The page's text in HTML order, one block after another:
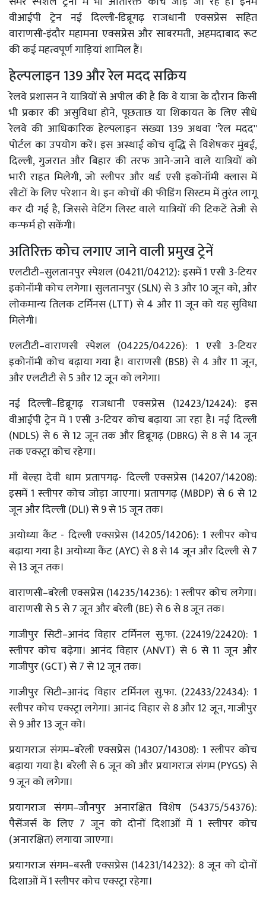
वीआईपी ट्रेन नई दिल्ली-डिब्रूगढ़ राजधानी एक्सप्रेस सहित
वाराणसी-इंदौर महामना एक्सप्रेस और साबरमती, अहमदाबाद रूट
की कई महत्वपूर्ण गाड़ियां शामिल हैं।
हेल्पलाइन 139 और रेल मदद सक्रिय
रेलवे प्रशासन ने यात्रियों से अपील की है कि वे यात्रा के दौरान किसी
भी प्रकार की असुविधा होने, पूछताछ या शिकायत के लिए सीधे
रेलवे की आधिकारिक हेल्पलाइन संख्या 139 अथवा ''रेल मदद''
पोर्टल का उपयोग करें। इस अस्थाई कोच वृद्धि से विशेषकर मुंबई,
दिल्ली, गुजरात और बिहार की तरफ आने-जाने वाले यात्रियों को
भारी राहत मिलेगी, जो स्लीपर और थर्ड एसी इकोनॉमी क्लास में
सीटों के लिए परेशान थे। इन कोचों की फीडिंग सिस्टम में तुरंत लागू
कर दी गई है, जिससे वेटिंग लिस्ट वाले यात्रियों की टिकटें तेजी से
कन्फर्म हो सकेंगी।
अतिरिक्त कोच लगाए जाने वाली प्रमुख ट्रेनें
एलटीटी–सुलतानपुर स्पेशल (04211/04212): इसमें 1 एसी 3-टियर
इकोनॉमी कोच लगेगा। सुलतानपुर (SLN) से 3 और 10 जून को, और
लोकमान्य तिलक टर्मिनस (LTT) से 4 और 11 जून को यह सुविधा
मिलेगी।
एलटीटी–वाराणसी स्पेशल (04225/04226): 1 एसी 3-टियर
इकोनॉमी कोच बढ़ाया गया है। वाराणसी (BSB) से 4 और 11 जून,
और एलटीटी से 5 और 12 जून को लगेगा।
नई दिल्ली–डिब्रूगढ़ राजधानी एक्सप्रेस (12423/12424): इस
वीआईपी ट्रेन में 1 एसी 3-टियर कोच बढ़ाया जा रहा है। नई दिल्ली
(NDLS) से 6 से 12 जून तक और डिब्रूगढ़ (DBRG) से 8 से 14 जून
तक एक्स्ट्रा कोच रहेगा।
माँ बेल्हा देवी धाम प्रतापगढ़- दिल्ली एक्सप्रेस (14207/14208):
इसमें 1 स्लीपर कोच जोड़ा जाएगा। प्रतापगढ़ (MBDP) से 6 से 12
जून और दिल्ली (DLI) से 9 से 15 जून तक।
अयोध्या कैंट - दिल्ली एक्सप्रेस (14205/14206): 1 स्लीपर कोच
बढ़ाया गया है। अयोध्या कैंट (AYC) से 8 से 14 जून और दिल्ली से 7
से 13 जून तक।
वाराणसी–बरेली एक्सप्रेस (14235/14236): 1 स्लीपर कोच लगेगा।
वाराणसी से 5 से 7 जून और बरेली (BE) से 6 से 8 जून तक।
गाजीपुर सिटी–आनंद विहार टर्मिनल सु.फा. (22419/22420): 1
स्लीपर कोच बढ़ेगा। आनंद विहार (ANVT) से 6 से 11 जून और
गाजीपुर (GCT) से 7 से 12 जून तक।
गाजीपुर सिटी–आनंद विहार टर्मिनल सु.फा. (22433/22434): 1
स्लीपर कोच एक्स्ट्रा लगेगा। आनंद विहार से 8 और 12 जून, गाजीपुर
से 9 और 13 जून को।
प्रयागराज संगम–बरेली एक्सप्रेस (14307/14308): 1 स्लीपर कोच
बढ़ाया गया है। बरेली से 6 जून को और प्रयागराज संगम (PYGS) से
9 जून को लगेगा।
प्रयागराज संगम–जौनपुर अनारक्षित विशेष (54375/54376):
पैसेंजर्स के लिए 7 जून को दोनों दिशाओं में 1 स्लीपर कोच
(अनारक्षित) लगाया जाएगा।
प्रयागराज संगम–बस्ती एक्सप्रेस (14231/14232): 8 जून को दोनों
दिशाओं में 1 स्लीपर कोच एक्स्ट्रा रहेगा।